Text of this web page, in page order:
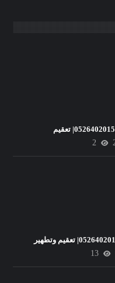
2
13